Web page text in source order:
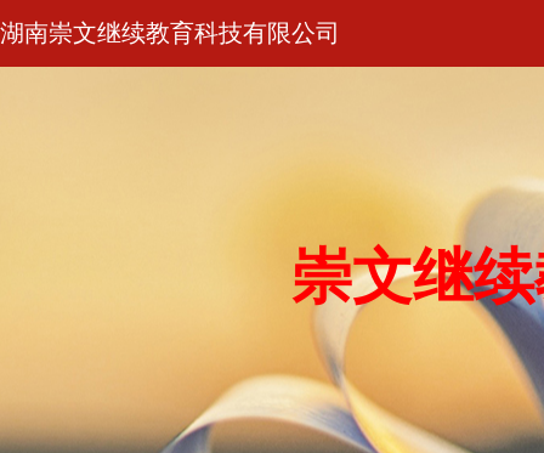
湖南崇文继续教育科技有限公司
崇文继